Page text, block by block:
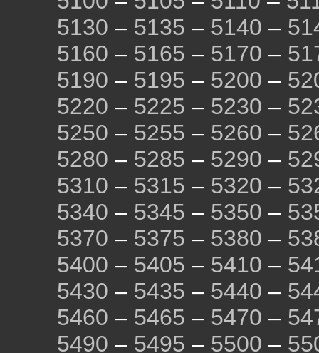
5130 – 5135 – 5140 –
5160 – 5165 – 5170 –
5190 – 5195 – 5200 –
5220 – 5225 – 5230 –
5250 – 5255 – 5260 –
5280 – 5285 – 5290 –
5310 – 5315 – 5320 –
5340 – 5345 – 5350 –
5370 – 5375 – 5380 –
5400 – 5405 – 5410 –
5430 – 5435 – 5440 –
5460 – 5465 – 5470 –
5490 – 5495 – 5500 –